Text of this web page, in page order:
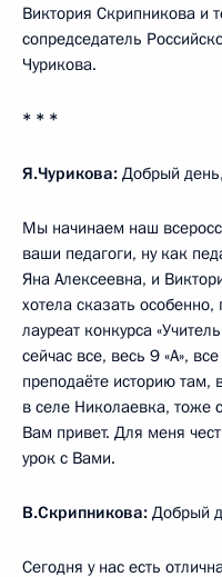
Виктория Скрипникова и
сопредседатель
Чурикова.
* * *
Я.Чурикова: Добрый
Мы начинаем наш
ваши педагоги, ну как
Яна Алексеевна, и
хотела сказать
лауреат конкурса
сейчас все, весь 9 «А»,
преподаёте историю там,
в селе Николаевка, тоже
Вам привет. Для меня
урок с Вами.
В.Скрипникова: Добрый
Сегодня у нас есть